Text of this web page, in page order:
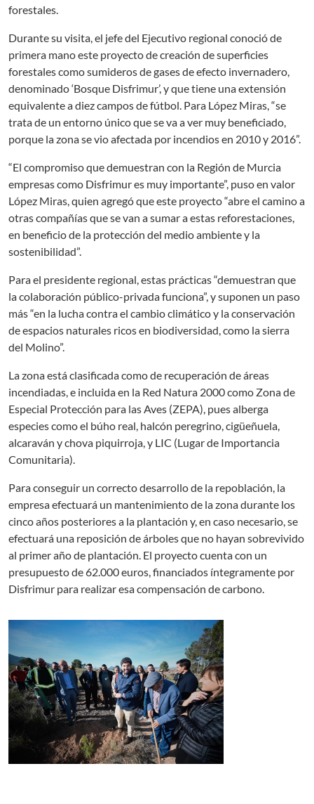
forestales.
Durante su visita, el jefe del Ejecutivo regional conoció de
primera mano este proyecto de creación de superficies
forestales como sumideros de gases de efecto invernadero,
denominado ‘Bosque Disfrimur’, y que tiene una extensión
equivalente a diez campos de fútbol. Para López Miras, “se
trata de un entorno único que se va a ver muy beneficiado,
porque la zona se vio afectada por incendios en 2010 y 2016”.
“El compromiso que demuestran con la Región de Murcia
empresas como Disfrimur es muy importante”, puso en valor
López Miras, quien agregó que este proyecto “abre el camino a
otras compañías que se van a sumar a estas reforestaciones,
en beneficio de la protección del medio ambiente y la
sostenibilidad”.
Para el presidente regional, estas prácticas “demuestran que
la colaboración público-privada funciona”, y suponen un paso
más “en la lucha contra el cambio climático y la conservación
de espacios naturales ricos en biodiversidad, como la sierra
del Molino”.
La zona está clasificada como de recuperación de áreas
incendiadas, e incluida en la Red Natura 2000 como Zona de
Especial Protección para las Aves (ZEPA), pues alberga
especies como el búho real, halcón peregrino, cigüeñuela,
alcaraván y chova piquirroja, y LIC (Lugar de Importancia
Comunitaria).
Para conseguir un correcto desarrollo de la repoblación, la
empresa efectuará un mantenimiento de la zona durante los
cinco años posteriores a la plantación y, en caso necesario, se
efectuará una reposición de árboles que no hayan sobrevivido
al primer año de plantación. El proyecto cuenta con un
presupuesto de 62.000 euros, financiados íntegramente por
Disfrimur para realizar esa compensación de carbono.